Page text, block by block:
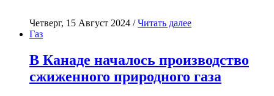
Четверг, 15 Август 2024 /Читать далее
Газ
В Канаде началось производство
сжиженного природного газа